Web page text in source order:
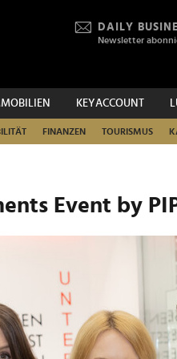
DAILY
Newsletter
KEYACCOUNT
FINANZEN TOURISMUS
Event by